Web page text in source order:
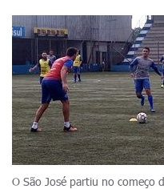
O São José partiu no começo